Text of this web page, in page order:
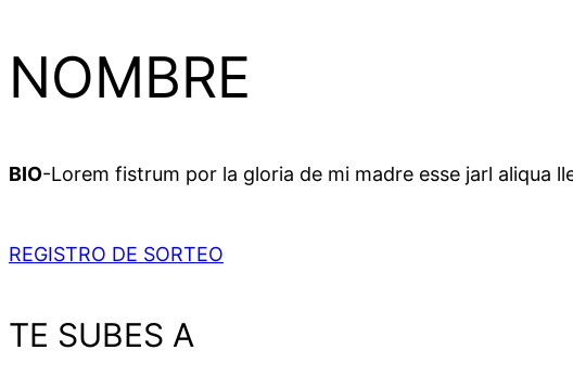
NOMBRE
BIO-Lorem fistrum por la gloria de mi madre esse jarl aliqua
REGISTRO DE SORTEO
TE SUBES A